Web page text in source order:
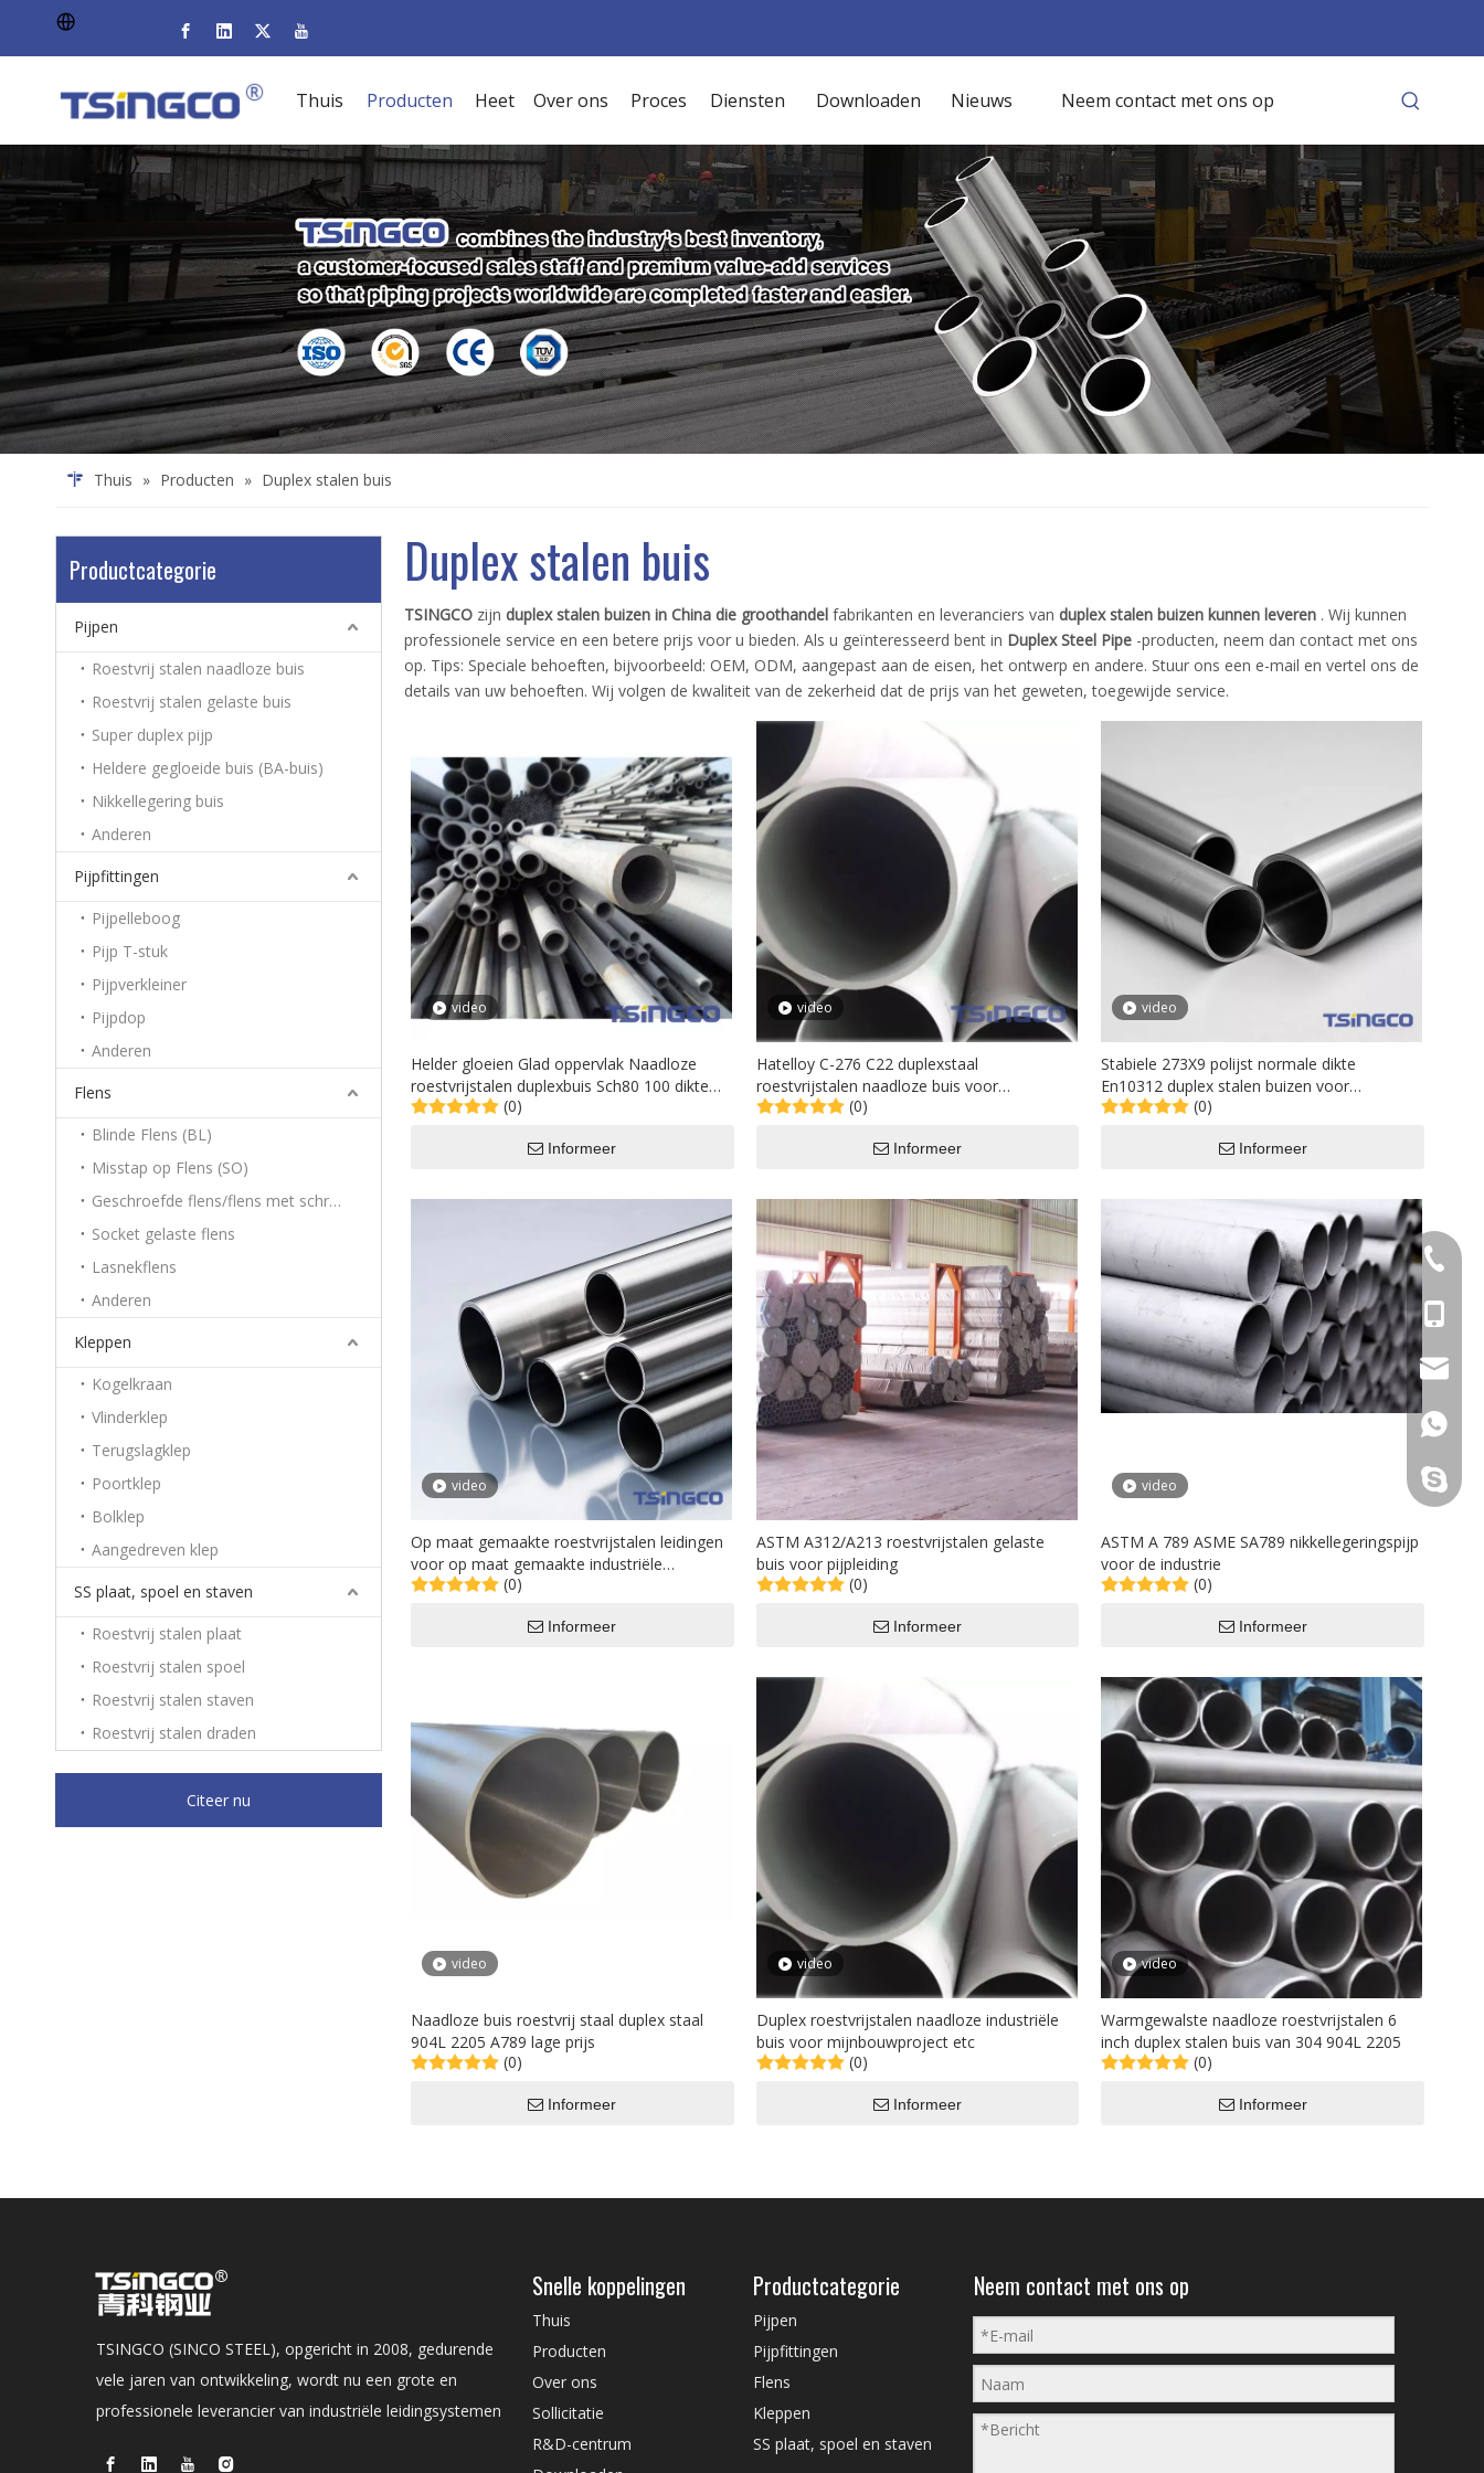
Thuis Producten Heet Over ons Proces Diensten Downloaden Nieuws Neem contact met ons op
Thuis » Producten » Duplex stalen buis
Productcategorie
Pijpen
Roestvrij stalen naadloze buis
Roestvrij stalen gelaste buis
Super duplex pijp
Heldere gegloeide buis (BA-buis)
Nikkellegering buis
Anderen
Pijpfittingen
Pijpelleboog
Pijp T-stuk
Pijpverkleiner
Pijpdop
Anderen
Flens
Blinde Flens (BL)
Misstap op Flens (SO)
Geschroefde flens/flens met schroefdraad
Socket gelaste flens
Lasnekflens
Anderen
Kleppen
Kogelkraan
Vlinderklep
Terugslagklep
Poortklep
Bolklep
Aangedreven klep
SS plaat, spoel en staven
Roestvrij stalen plaat
Roestvrij stalen spoel
Roestvrij stalen staven
Roestvrij stalen draden
Citeer nu
Duplex stalen buis
TSINGCO zijn duplex stalen buizen in China die groothandel fabrikanten en leveranciers van duplex stalen buizen kunnen leveren . Wij kunnen
professionele service en een betere prijs voor u bieden. Als u geïnteresseerd bent in Duplex Steel Pipe -producten, neem dan contact met ons
op. Tips: Speciale behoeften, bijvoorbeeld: OEM, ODM, aangepast aan de eisen, het ontwerp en andere. Stuur ons een e-mail en vertel ons de
details van uw behoeften. Wij volgen de kwaliteit van de zekerheid dat de prijs van het geweten, toegewijde service.
video
Helder gloeien Glad oppervlak Naadloze
roestvrijstalen duplexbuis Sch80 100 dikte
Productieproces Veelzijdig gebruikt
(0)
Informeer
video
Hatelloy C-276 C22 duplexstaal
roestvrijstalen naadloze buis voor
verzamelpijpleiding
(0)
Informeer
video
Stabiele 273X9 polijst normale dikte
En10312 duplex stalen buizen voor
industriële machines
(0)
Informeer
video
Op maat gemaakte roestvrijstalen leidingen
voor op maat gemaakte industriële
ventilatiesystemen
(0)
Informeer
ASTM A312/A213 roestvrijstalen gelaste
buis voor pijpleiding
(0)
Informeer
video
ASTM A 789 ASME SA789 nikkellegeringspijp
voor de industrie
(0)
Informeer
video
Naadloze buis roestvrij staal duplex staal
904L 2205 A789 lage prijs
(0)
Informeer
video
Duplex roestvrijstalen naadloze industriële
buis voor mijnbouwproject etc
(0)
Informeer
video
Warmgewalste naadloze roestvrijstalen 6
inch duplex stalen buis van 304 904L 2205
(0)
Informeer
TSINGCO (SINCO STEEL), opgericht in 2008, gedurende
vele jaren van ontwikkeling, wordt nu een grote en
professionele leverancier van industriële leidingsystemen
Snelle koppelingen
Thuis
Producten
Over ons
Sollicitatie
R&D-centrum
Productcategorie
Pijpen
Pijpfittingen
Flens
Kleppen
SS plaat, spoel en staven
+86-
+86
Neem contact met ons op